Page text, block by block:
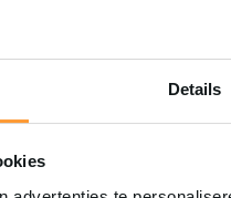
Details